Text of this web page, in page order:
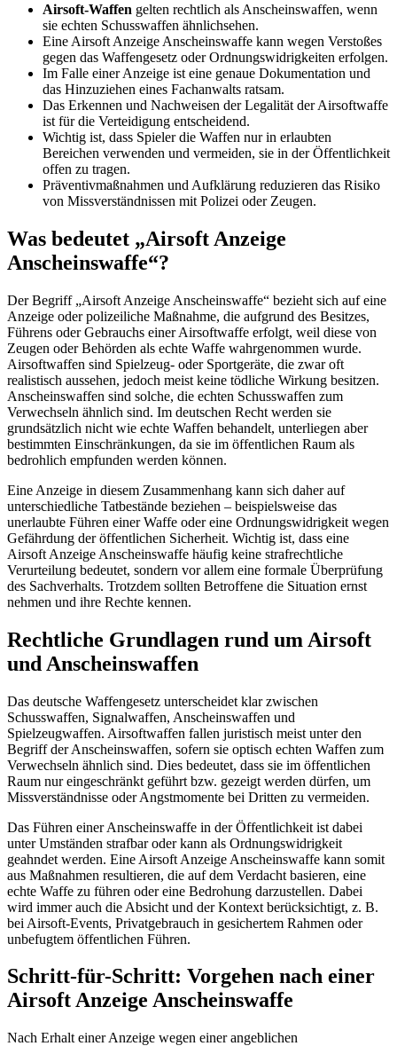
Airsoft-Waffen gelten rechtlich als Anscheinswaffen, wenn
sie echten Schusswaffen ähnlichsehen.
Eine Airsoft Anzeige Anscheinswaffe kann wegen Verstoßes
gegen das Waffengesetz oder Ordnungswidrigkeiten erfolgen.
Im Falle einer Anzeige ist eine genaue Dokumentation und
das Hinzuziehen eines Fachanwalts ratsam.
Das Erkennen und Nachweisen der Legalität der Airsoftwaffe
ist für die Verteidigung entscheidend.
Wichtig ist, dass Spieler die Waffen nur in erlaubten
Bereichen verwenden und vermeiden, sie in der Öffentlichkeit
offen zu tragen.
Präventivmaßnahmen und Aufklärung reduzieren das Risiko
von Missverständnissen mit Polizei oder Zeugen.
Was bedeutet „Airsoft Anzeige
Anscheinswaffe“?
Der Begriff „Airsoft Anzeige Anscheinswaffe“ bezieht sich auf eine
Anzeige oder polizeiliche Maßnahme, die aufgrund des Besitzes,
Führens oder Gebrauchs einer Airsoftwaffe erfolgt, weil diese von
Zeugen oder Behörden als echte Waffe wahrgenommen wurde.
Airsoftwaffen sind Spielzeug- oder Sportgeräte, die zwar oft
realistisch aussehen, jedoch meist keine tödliche Wirkung besitzen.
Anscheinswaffen sind solche, die echten Schusswaffen zum
Verwechseln ähnlich sind. Im deutschen Recht werden sie
grundsätzlich nicht wie echte Waffen behandelt, unterliegen aber
bestimmten Einschränkungen, da sie im öffentlichen Raum als
bedrohlich empfunden werden können.
Eine Anzeige in diesem Zusammenhang kann sich daher auf
unterschiedliche Tatbestände beziehen – beispielsweise das
unerlaubte Führen einer Waffe oder eine Ordnungswidrigkeit wegen
Gefährdung der öffentlichen Sicherheit. Wichtig ist, dass eine
Airsoft Anzeige Anscheinswaffe häufig keine strafrechtliche
Verurteilung bedeutet, sondern vor allem eine formale Überprüfung
des Sachverhalts. Trotzdem sollten Betroffene die Situation ernst
nehmen und ihre Rechte kennen.
Rechtliche Grundlagen rund um Airsoft
und Anscheinswaffen
Das deutsche Waffengesetz unterscheidet klar zwischen
Schusswaffen, Signalwaffen, Anscheinswaffen und
Spielzeugwaffen. Airsoftwaffen fallen juristisch meist unter den
Begriff der Anscheinswaffen, sofern sie optisch echten Waffen zum
Verwechseln ähnlich sind. Dies bedeutet, dass sie im öffentlichen
Raum nur eingeschränkt geführt bzw. gezeigt werden dürfen, um
Missverständnisse oder Angstmomente bei Dritten zu vermeiden.
Das Führen einer Anscheinswaffe in der Öffentlichkeit ist dabei
unter Umständen strafbar oder kann als Ordnungswidrigkeit
geahndet werden. Eine Airsoft Anzeige Anscheinswaffe kann somit
aus Maßnahmen resultieren, die auf dem Verdacht basieren, eine
echte Waffe zu führen oder eine Bedrohung darzustellen. Dabei
wird immer auch die Absicht und der Kontext berücksichtigt, z. B.
bei Airsoft-Events, Privatgebrauch in gesichertem Rahmen oder
unbefugtem öffentlichen Führen.
Schritt-für-Schritt: Vorgehen nach einer
Airsoft Anzeige Anscheinswaffe
Nach Erhalt einer Anzeige wegen einer angeblichen